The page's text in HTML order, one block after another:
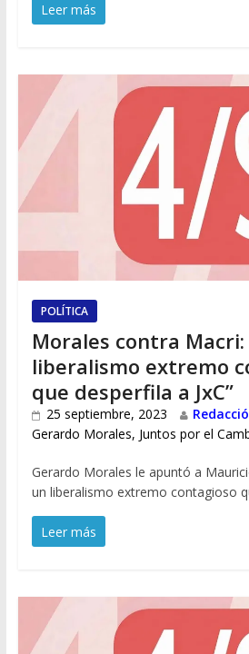
Leer más
POLÍTICA
Morales contra Macri:
liberalismo extremo
que desperfila a JxC”
25 septiembre, 2023
Gerardo Morales, Juntos por el
Gerardo Morales le apuntó a
un liberalismo extremo contagioso
Leer más